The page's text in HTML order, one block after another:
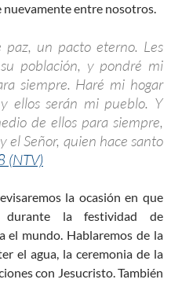
entre nosotros.
un pacto eterno. Les
población, y pondré mi
siempre. Haré mi hogar
ellos serán mi pueblo. Y
de ellos para siempre,
el Señor, quien hace santo
(NTV)
la ocasión en que
durante la festividad de
el mundo. Hablaremos de la
el agua, la ceremonia de la
con Jesucristo. También